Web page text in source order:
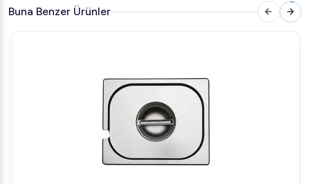
Endüstriyel kullanıma uygun tasarım
'da bu üstün kaliteli ürünü hemen
inceleyin ve mutfağınızı profesyonel ekipmanlarla
Buna Benzer Ürünler